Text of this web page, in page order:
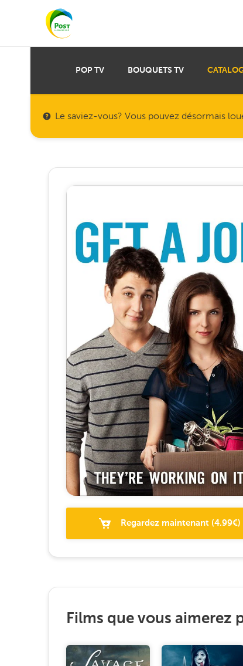
POP TV BOUQUETS TV
Le saviez-vous? Vous pouvez désormais
Regardez maintenant (4.99€)
Films que vous aimerez